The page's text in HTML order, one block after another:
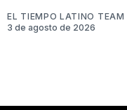
EL TIEMPO LATINO TEAM
3 de agosto de 2026